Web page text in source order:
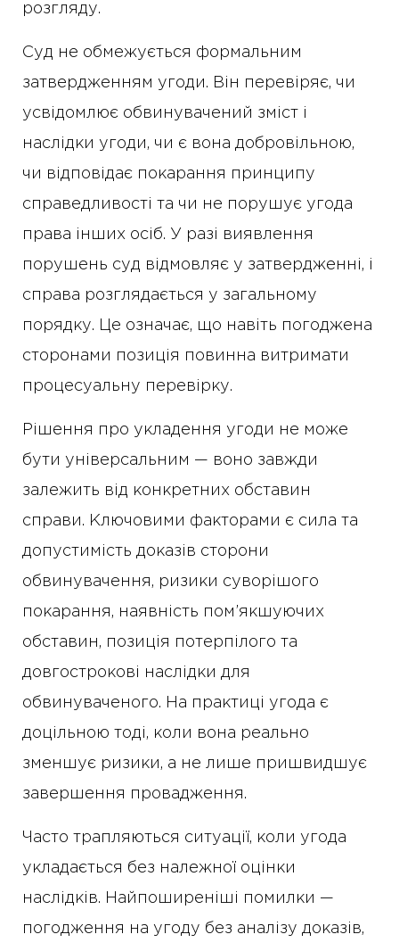
розгляду.
Суд не обмежується формальним
затвердженням угоди. Він перевіряє, чи
усвідомлює обвинувачений зміст і
наслідки угоди, чи є вона добровільною,
чи відповідає покарання принципу
справедливості та чи не порушує угода
права інших осіб. У разі виявлення
порушень суд відмовляє у затвердженні, і
справа розглядається у загальному
порядку. Це означає, що навіть погоджена
сторонами позиція повинна витримати
процесуальну перевірку.
Рішення про укладення угоди не може
бути універсальним — воно завжди
залежить від конкретних обставин
справи. Ключовими факторами є сила та
допустимість доказів сторони
обвинувачення, ризики суворішого
покарання, наявність пом’якшуючих
обставин, позиція потерпілого та
довгострокові наслідки для
обвинуваченого. На практиці угода є
доцільною тоді, коли вона реально
зменшує ризики, а не лише пришвидшує
завершення провадження.
Часто трапляються ситуації, коли угода
укладається без належної оцінки
наслідків. Найпоширеніші помилки —
погодження на угоду без аналізу доказів,